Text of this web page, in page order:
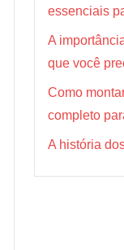
essenciais
A
que você
Como
completo
A história